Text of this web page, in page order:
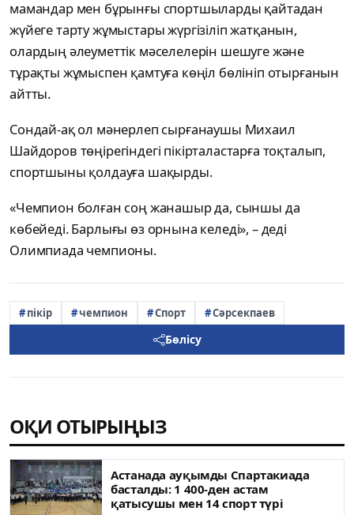
мамандар мен бұрынғы спортшыларды қайтадан
жүйеге тарту жұмыстары жүргізіліп жатқанын,
олардың әлеуметтік мәселелерін шешуге және
тұрақты жұмыспен қамтуға көңіл бөлініп отырғанын
айтты.
Сондай-ақ ол мәнерлеп сырғанаушы Михаил
Шайдоров төңірегіндегі пікірталастарға тоқталып,
спортшыны қолдауға шақырды.
«Чемпион болған соң жанашыр да, сыншы да
көбейеді. Барлығы өз орнына келеді», – деді
Олимпиада чемпионы.
пікір чемпион Спорт Сәрсекпаев
Бөлісу
ОҚИ ОТЫРЫҢЫЗ
Астанада ауқымды Спартакиада
басталды: 1 400-ден астам
қатысушы мен 14 спорт түрі